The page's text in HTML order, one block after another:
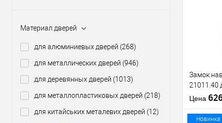
Материал дверей
для алюминиевых дверей (268)
для металлических дверей (946)
для деревянных дверей (1013)
для металлопластиковых дверей (218)
для китайських металевих дверей (12)
Материал
Замок
21011.40
мм, 2
Цена
Новинка